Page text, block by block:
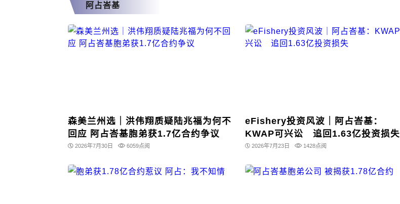
阿占峇基
森美兰州选｜洪伟翔质疑陆兆福为何不
回应 阿占峇基胞弟获1.7亿合约争议
2026年7月30日 6059点阅
eFishery投资风波｜阿占峇基：
KWAP可兴讼 追回1.63亿投资损失
2026年7月23日 1428点阅